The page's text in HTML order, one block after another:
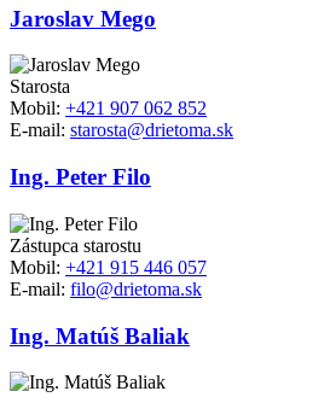
Jaroslav Mego
Starosta
Mobil: +421 907 062 852
E-mail: starosta@drietoma.sk
Ing. Peter Filo
Zástupca starostu
Mobil: +421 915 446 057
E-mail: filo@drietoma.sk
Ing. Matúš Baliak